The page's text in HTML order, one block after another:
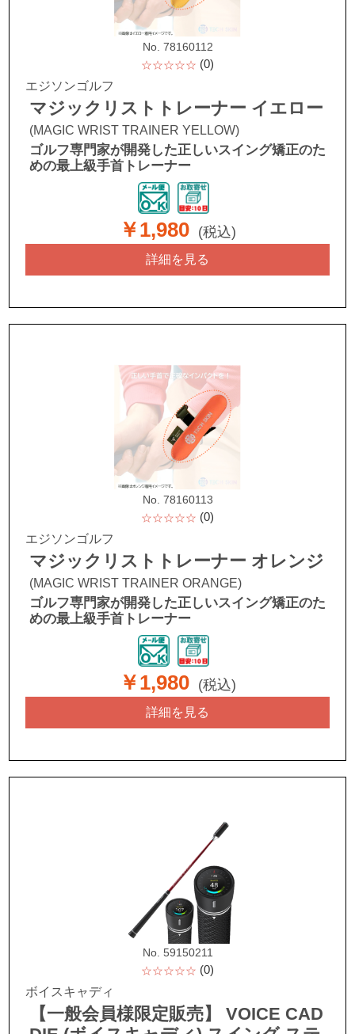
No. 78160112
☆☆☆☆☆ (0)
エジソンゴルフ
マジックリストトレーナー イエロー
(MAGIC WRIST TRAINER YELLOW)
ゴルフ専門家が開発した正しいスイング矯正のた
めの最上級手首トレーナー
￥1,980 (税込)
詳細を見る
No. 78160113
☆☆☆☆☆ (0)
エジソンゴルフ
マジックリストトレーナー オレンジ
(MAGIC WRIST TRAINER ORANGE)
ゴルフ専門家が開発した正しいスイング矯正のた
めの最上級手首トレーナー
￥1,980 (税込)
詳細を見る
No. 59150211
☆☆☆☆☆ (0)
ボイスキャディ
【一般会員様限定販売】 VOICE CAD